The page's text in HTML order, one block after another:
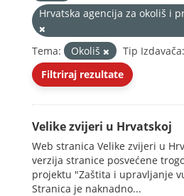
Hrvatska agencija za okoliš i
Tema: Okoliš Tip Izdavača:
Filtriraj rezultate
Velike zvijeri u Hrvatskoj
Web stranica Velike zvijeri u
verzija stranice posvećene
projektu "Zaštita i upravljanje
Stranica je naknadno...